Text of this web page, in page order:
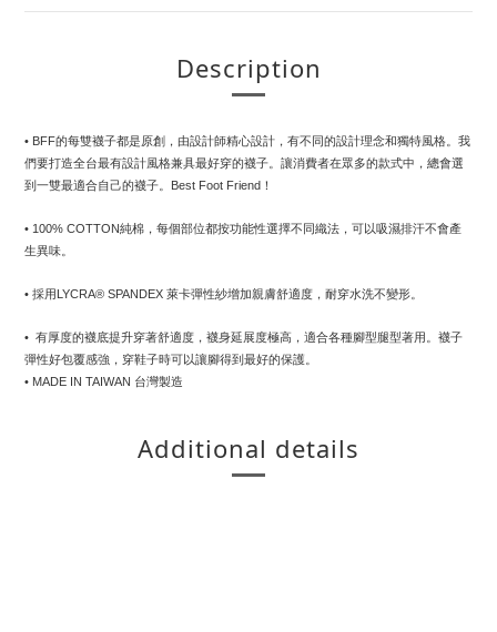
Description
• BFF的每雙襪子都是原創，由設計師精心設計，有不同的設計理念和獨特風格。我
們要打造全台最有設計風格兼具最好穿的襪子。讓消費者在眾多的款式中，總會選
到一雙最適合自己的襪子。Best Foot Friend！
• 100% COTTON純棉，每個部位都按功能性選擇不同織法，可以吸濕排汗不會產
生異味。
• 採用LYCRA® SPANDEX 萊卡彈性紗增加親膚舒適度，耐穿水洗不變形。
•  有厚度的襪底提升穿著舒適度，襪身延展度極高，適合各種腳型腿型著用。襪子
彈性好包覆感強，穿鞋子時可以讓腳得到最好的保護。
• MADE IN TAIWAN 台灣製造
Additional details